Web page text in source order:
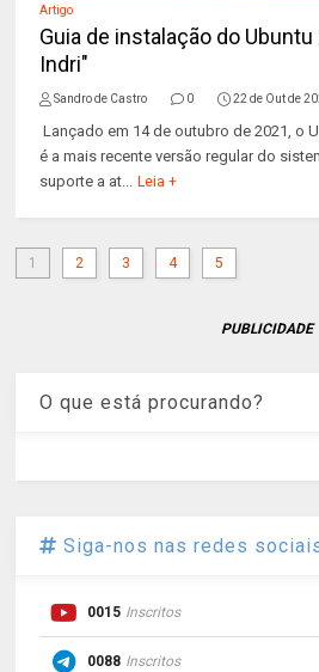
Artigo
Guia de instalação do
Indri"
Sandro de Castro 0 22 de Out de
Lançado em 14 de outubro de 2021, o
é a mais recente versão regular do
suporte a at... Leia +
1 2 3 4 5
PUBLICIDADE
O que está procurando?
Siga-nos nas redes
0015 Inscritos
0088 Inscritos